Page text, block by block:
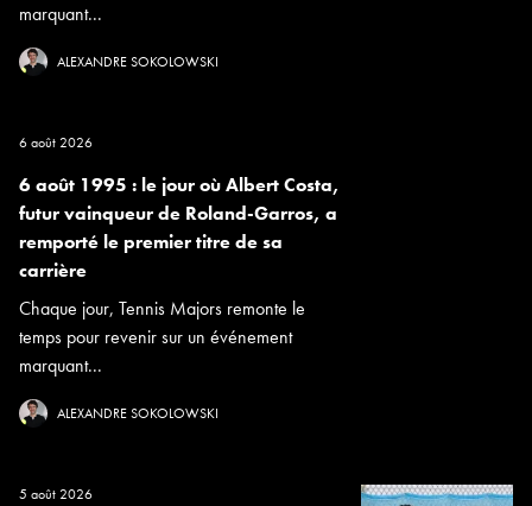
marquant...
ALEXANDRE SOKOLOWSKI
6 août 2026
6 août 1995 : le jour où Albert Costa,
futur vainqueur de Roland-Garros, a
remporté le premier titre de sa
carrière
Chaque jour, Tennis Majors remonte le
temps pour revenir sur un événement
marquant...
ALEXANDRE SOKOLOWSKI
5 août 2026